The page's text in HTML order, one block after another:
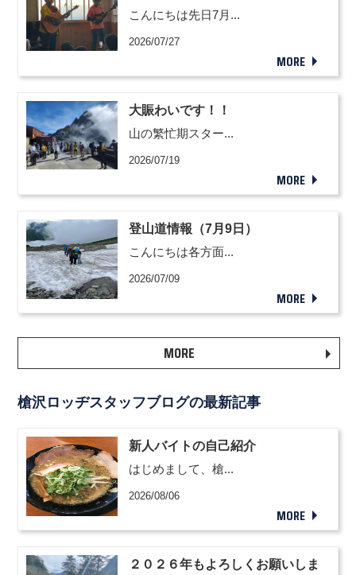
こんにちは先日7月...
2026/07/27
MORE
大賑わいです！！
山の繁忙期スター...
2026/07/19
MORE
登山道情報（7月9日）
こんにちは各方面...
2026/07/09
MORE
MORE
槍沢ロッヂスタッフブログの最新記事
新人バイトの自己紹介
はじめまして、槍...
2026/08/06
MORE
２０２６年もよろしくお願いしま